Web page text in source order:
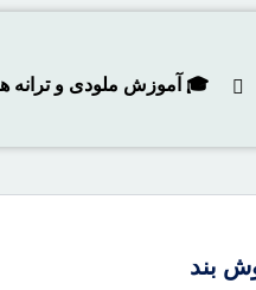
🎓 آموزش ملودی و ترانه‌
بند